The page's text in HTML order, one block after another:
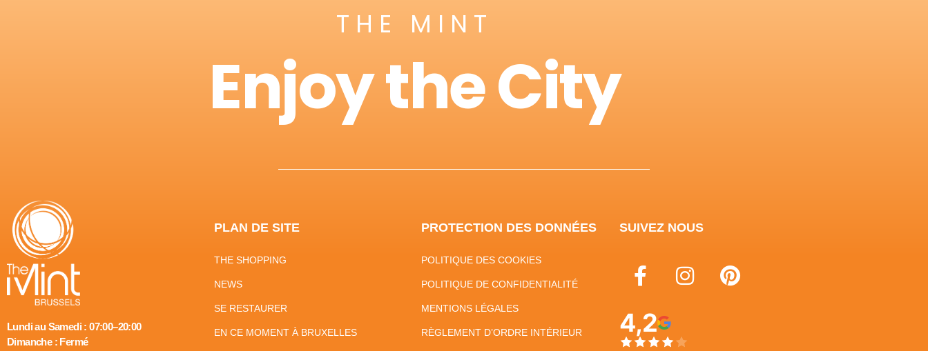
THE MINT
Enjoy the City
Lundi au Samedi : 07:00–20:00
Dimanche : Fermé
PLAN DE SITE
THE SHOPPING
NEWS
SE RESTAURER
EN CE MOMENT À BRUXELLES
PROTECTION DES DONNÉES
POLITIQUE DES COOKIES
POLITIQUE DE CONFIDENTIALITÉ
MENTIONS LÉGALES
RÈGLEMENT D’ORDRE INTÉRIEUR
SUIVEZ NOUS
4,2